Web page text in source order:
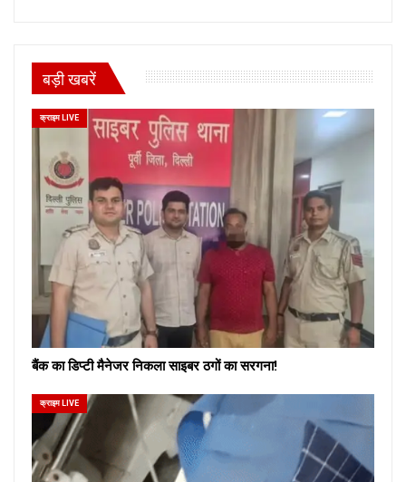
बड़ी खबरें
क्राइम LIVE
बैंक का डिप्टी मैनेजर निकला साइबर ठगों का सरगना!
क्राइम LIVE